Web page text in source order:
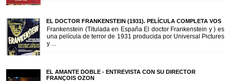
EL DOCTOR FRANKENSTEIN (1931). PELÍCULA COMPLETA VOS
Frankenstein (Titulada en España El doctor Frankenstein y ) es
una película de terror de 1931 producida por Universal Pictures
y ...
EL AMANTE DOBLE - ENTREVISTA CON SU DIRECTOR
FRANÇOIS OZON